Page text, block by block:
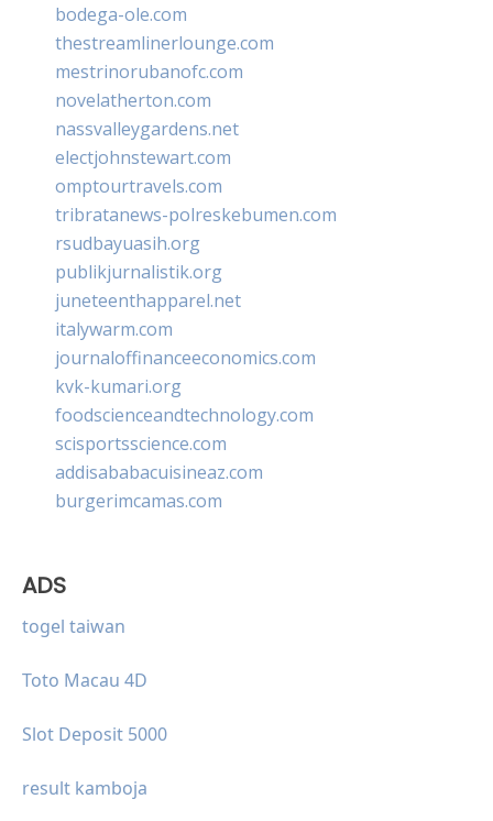
bodega-ole.com
thestreamlinerlounge.com
mestrinorubanofc.com
novelatherton.com
nassvalleygardens.net
electjohnstewart.com
omptourtravels.com
tribratanews-polreskebumen.com
rsudbayuasih.org
publikjurnalistik.org
juneteenthapparel.net
italywarm.com
journaloffinanceeconomics.com
kvk-kumari.org
foodscienceandtechnology.com
scisportsscience.com
addisababacuisineaz.com
burgerimcamas.com
ADS
togel taiwan
Toto Macau 4D
Slot Deposit 5000
result kamboja